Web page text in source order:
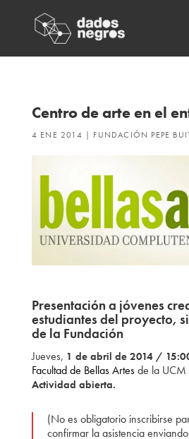
Centro de arte en el
4 ENE 2014 | FUNDACIÓN PEPE
Presentación a jóvenes
estudiantes del proyecto,
de la Fundación
Jueves, 1 de abril de 2014 /
Facultad de Bellas Artesde la UCM
Actividad abierta.
(No es obligatorio inscribirse
confirmar la asistencia